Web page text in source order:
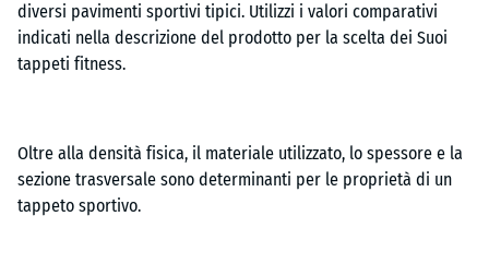
diversi pavimenti sportivi tipici. Utilizzi i valori comparativi
indicati nella descrizione del prodotto per la scelta dei Suoi
tappeti fitness.
Oltre alla densità fisica, il materiale utilizzato, lo spessore e la
sezione trasversale sono determinanti per le proprietà di un
tappeto sportivo.